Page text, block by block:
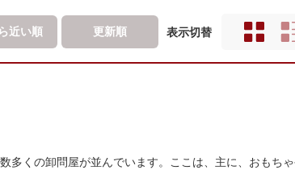
近い順 更新順 表示切替
多くの卸問屋が並んでいます。ここは、主に、おもち